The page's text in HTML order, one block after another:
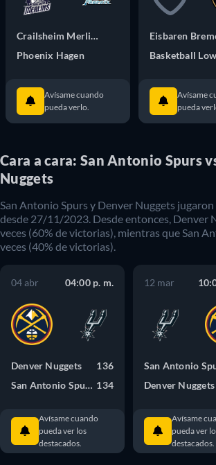
Crailsheim Merlins
Phoenix Hagen
Avísame cuando
pueda verlo.
Avísame
pueda
Cara a cara: San Antonio Spurs
Nuggets
San Antonio Spurs y Denver Nuggets jugaron
desde 27/11/2023 . Desde entonces, Denver
veces (60% de victorias), mientras que San
veces (40% de victorias).
04 abr 04:00 p. m.
Denver Nuggets
136
San Antonio Spurs 134
Avísame cuando
pueda ver los
destacados.
12 mar
Denver Nuggets
Avísame
pueda ver
destacados.